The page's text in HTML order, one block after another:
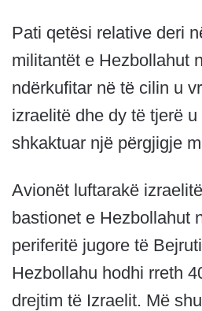
Pati qetësi relative deri
militantët e Hezbollahut
ndërkufitar në të cilin u
izraelitë dhe dy të tjerë
shkaktuar një përgjigje
Avionët luftarakë
bastionet e Hezbollahut
periferitë jugore të
Hezbollahu hodhi rreth
drejtim të Izraelit. Më